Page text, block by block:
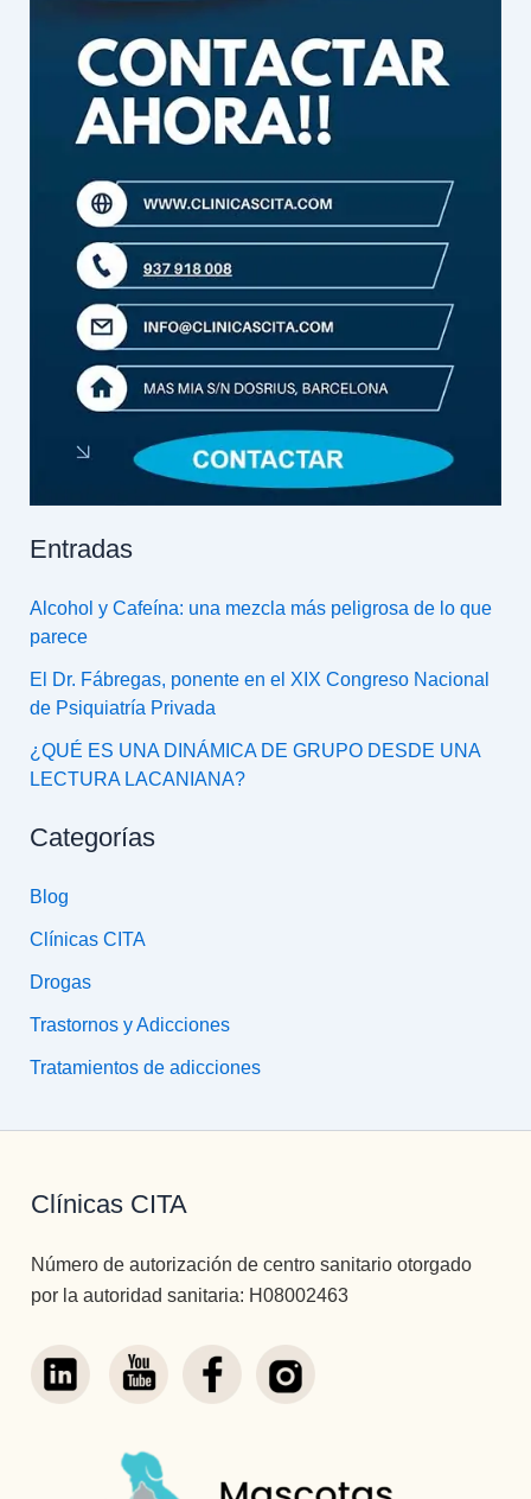
Entradas
Alcohol y Cafeína: una mezcla más peligrosa de lo que
parece
El Dr. Fábregas, ponente en el XIX Congreso Nacional
de Psiquiatría Privada
¿QUÉ ES UNA DINÁMICA DE GRUPO DESDE UNA
LECTURA LACANIANA?
Categorías
Blog
Clínicas CITA
Drogas
Trastornos y Adicciones
Tratamientos de adicciones
Clínicas CITA
Número de autorización de centro sanitario otorgado
por la autoridad sanitaria: H08002463